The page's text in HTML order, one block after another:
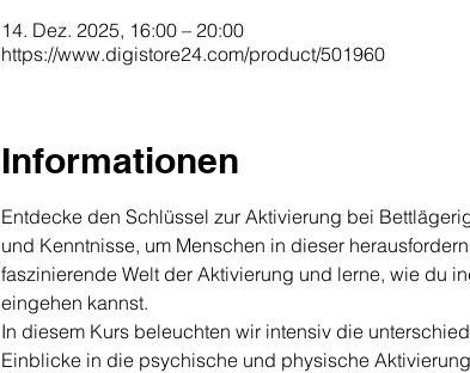
14. Dez. 2025, 16:00 – 20:00
https://www.digistore24.com/product/501960
Informationen
Entdecke den Schlüssel zur Aktivierung bei
und Kenntnisse, um Menschen in dieser
faszinierende Welt der Aktivierung und lerne, wie du
eingehen kannst.
In diesem Kurs beleuchten wir intensiv die
Einblicke in die psychische und physische